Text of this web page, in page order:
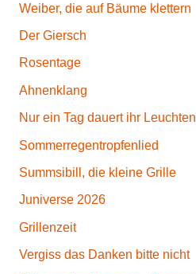
Weiber, die auf Bäume klettern
Der Giersch
Rosentage
Ahnenklang
Nur ein Tag dauert ihr Leuchten
Sommerregentropfenlied
Summsibill, die kleine Grille
Juniverse 2026
Grillenzeit
Vergiss das Danken bitte nicht